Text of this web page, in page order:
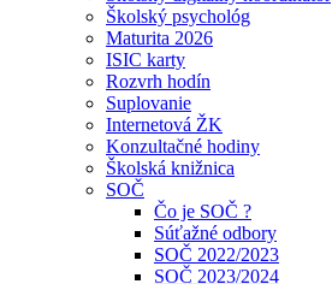
Školský psychológ
Maturita 2026
ISIC karty
Rozvrh hodín
Suplovanie
Internetová ŽK
Konzultačné hodiny
Školská knižnica
SOČ
Čo je SOČ ?
Súťažné odbory
SOČ 2022/2023
SOČ 2023/2024